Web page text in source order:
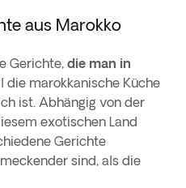
aus Marokko
Gerichte, die man in
die marokkanische Küche
ist. Abhängig von der
exotischen Land
Gerichte
sind, als die